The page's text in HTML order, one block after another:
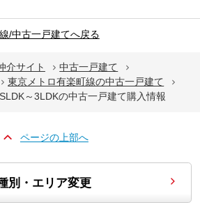
/中古一戸建てへ戻る
介サイト
中古一戸建て
東京メトロ有楽町線の中古一戸建て
～3LDKの中古一戸建て購入情報
ページの上部へ
別・エリア変更